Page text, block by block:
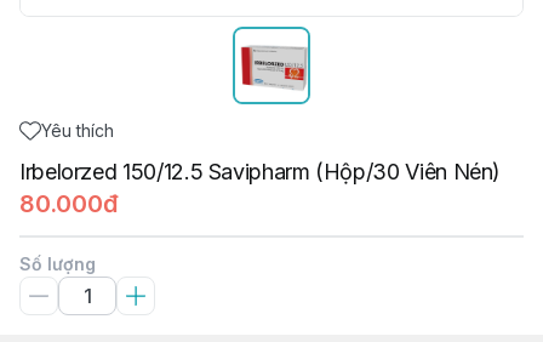
Yêu thích
Irbelorzed 150/12.5 Savipharm (Hộp/30 Viên Nén)
80.000đ
Số lượng